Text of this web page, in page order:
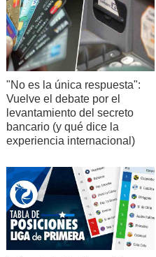
"No es la única respuesta":
Vuelve el debate por el
levantamiento del secreto
bancario (y qué dice la
experiencia internacional)